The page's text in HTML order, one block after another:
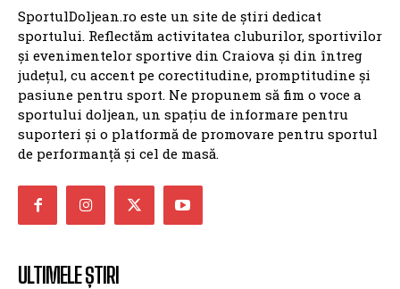
SportulDoljean.ro este un site de știri dedicat
sportului. Reflectăm activitatea cluburilor, sportivilor
și evenimentelor sportive din Craiova și din întreg
județul, cu accent pe corectitudine, promptitudine și
pasiune pentru sport. Ne propunem să fim o voce a
sportului doljean, un spațiu de informare pentru
suporteri și o platformă de promovare pentru sportul
de performanță și cel de masă.
ULTIMELE ȘTIRI